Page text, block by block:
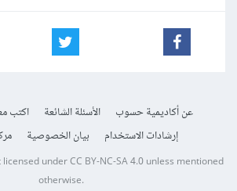
عن أكاديمية حسوب الأسئلة الشائعة اكتب
إرشادات الاستخدام
بيان الخصوصية
licensed underCC BY-NC-SA 4.0unless mentioned
otherwise.